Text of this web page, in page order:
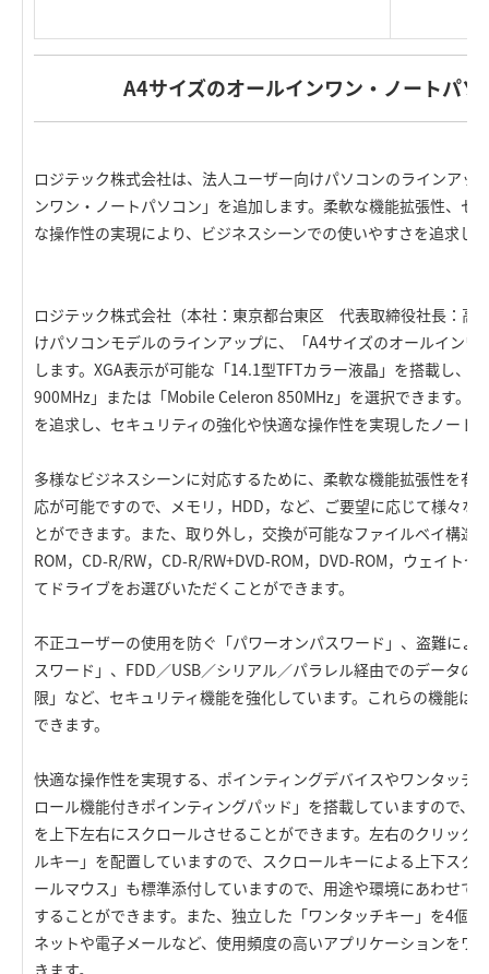
A4サイズのオールインワン・ノートパ
ロジテック株式会社は、法人ユーザー向けパソコンのラインアッ
ンワン・ノートパソコン」を追加します。柔軟な機能拡張性、セ
な操作性の実現により、ビジネスシーンでの使いやすさを追求し
ロジテック株式会社（本社：東京都台東区 代表取締役社長：高
けパソコンモデルのラインアップに、「A4サイズのオールインワ
します。XGA表示が可能な「14.1型TFTカラー液晶」を搭載し、
900MHz」または「Mobile Celeron 850MHz」を選択できます。
を追求し、セキュリティの強化や快適な操作性を実現したノート
多様なビジネスシーンに対応するために、柔軟な機能拡張性を有
応が可能ですので、メモリ，HDD，など、ご要望に応じて様々な
とができます。また、取り外し，交換が可能なファイルベイ構造
ROM，CD-R/RW，CD-R/RW+DVD-ROM，DVD-ROM，ウェイト
てドライブをお選びいただくことができます。
不正ユーザーの使用を防ぐ「パワーオンパスワード」、盗難によ
スワード」、FDD／USB／シリアル／パラレル経由でのデータの
限」など、セキュリティ機能を強化しています。これらの機能は
できます。
快適な操作性を実現する、ポインティングデバイスやワンタッチ
ロール機能付きポインティングパッド」を搭載していますので、
を上下左右にスクロールさせることができます。左右のクリック
ルキー」を配置していますので、スクロールキーによる上下スク
ールマウス」も標準添付していますので、用途や環境にあわせて
することができます。また、独立した「ワンタッチキー」を4個
ネットや電子メールなど、使用頻度の高いアプリケーションをワ